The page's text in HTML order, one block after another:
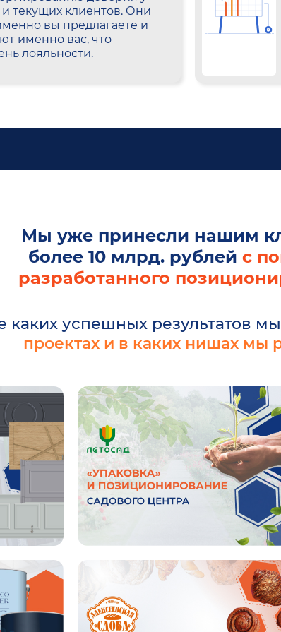
текущих клиентов. Они
вы предлагаете и
именно вас, что
лояльности.
Мы уже принесли нашим
более 10 млрд. рублей с
разработанного
каких успешных результатов
проектах и в каких нишах мы